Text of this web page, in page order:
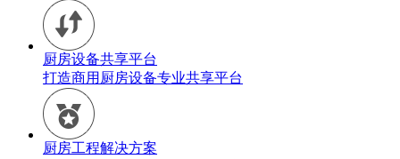
厨房设备共享平台
打造商用厨房设备专业共享平台
厨房工程解决方案